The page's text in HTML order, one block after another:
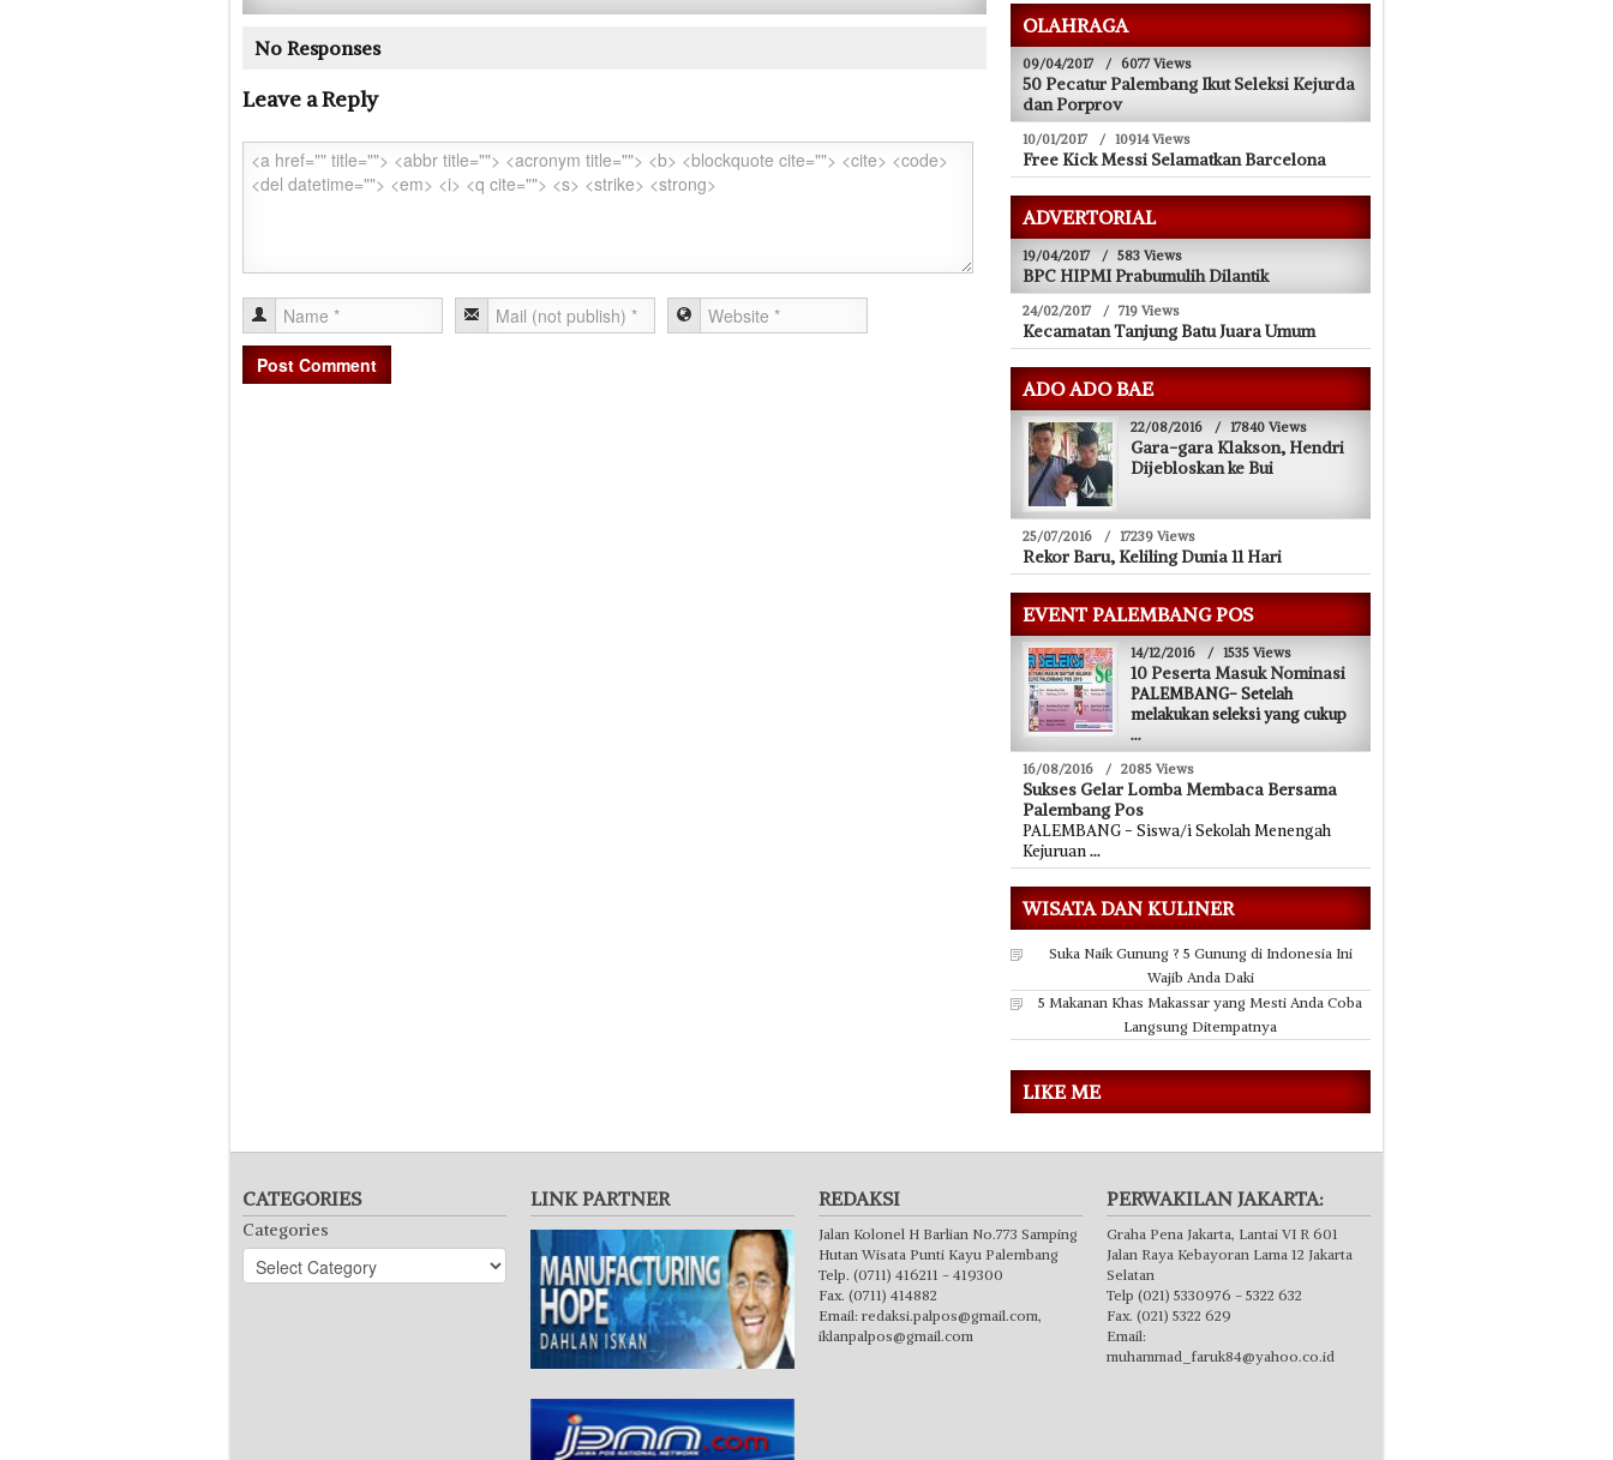
No Responses
Leave a Reply
OLAHRAGA
09/04/2017 / 6077 Views
50 Pecatur Palembang Ikut Seleksi Kejurda
dan Porprov
10/01/2017 / 10914 Views
Free Kick Messi Selamatkan Barcelona
ADVERTORIAL
19/04/2017 / 583 Views
BPC HIPMI Prabumulih Dilantik
24/02/2017 / 719 Views
Kecamatan Tanjung Batu Juara Umum
ADO ADO BAE
22/08/2016 / 17840 Views
Gara-gara Klakson, Hendri
Dijebloskan ke Bui
25/07/2016 / 17239 Views
Rekor Baru, Keliling Dunia 11 Hari
EVENT PALEMBANG POS
14/12/2016 / 1535 Views
10 Peserta Masuk Nominasi
PALEMBANG- Setelah
melakukan seleksi yang cukup
...
16/08/2016 / 2085 Views
Sukses Gelar Lomba Membaca Bersama
Palembang Pos
PALEMBANG - Siswa/i Sekolah Menengah
Kejuruan...
WISATA DAN KULINER
Suka Naik Gunung ? 5 Gunung di Indonesia Ini
Wajib Anda Daki
5 Makanan Khas Makassar yang Mesti Anda Coba
Langsung Ditempatnya
LIKE ME
CATEGORIES
Categories
LINK PARTNER REDAKSI
Jalan Kolonel H Barlian No.773 Samping
Hutan Wisata Punti Kayu Palembang
Telp. (0711) 416211 - 419300
Fax. (0711) 414882
Email: redaksi.palpos@gmail.com,
iklanpalpos@gmail.com
PERWAKILAN JAKARTA:
Graha Pena Jakarta, Lantai VI R 601
Jalan Raya Kebayoran Lama 12 Jakarta
Selatan
Telp (021) 5330976 - 5322 632
Fax. (021) 5322 629
Email:
muhammad_faruk84@yahoo.co.id